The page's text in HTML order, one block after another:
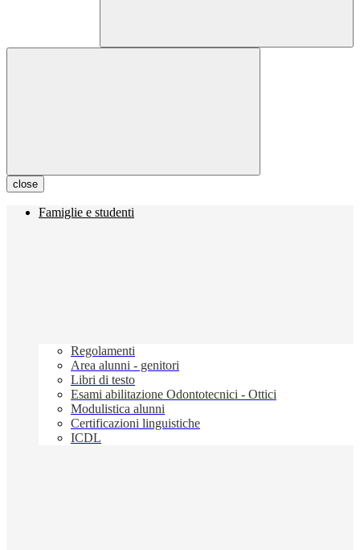
close
Famiglie e studenti
Regolamenti
Area alunni - genitori
Libri di testo
Esami abilitazione Odontotecnici - Ottici
Modulistica alunni
Certificazioni linguistiche
ICDL